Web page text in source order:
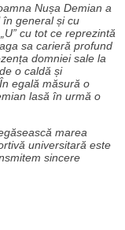
Nușa Demian a
general și cu
cu tot ce reprezintă
sa carieră profund
domniei sale la
o caldă și
egală măsură o
lasă în urmă o
marea
universitară este
sincere